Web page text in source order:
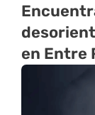
en Entre